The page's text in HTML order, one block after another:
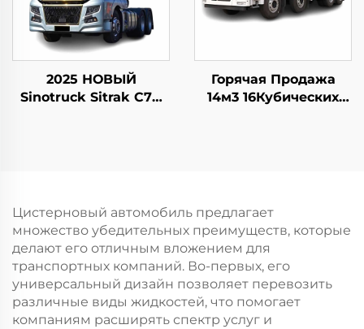
2025 НОВЫЙ
Sinotruck Sitrak C7H
Горячая Продажа
14м3 16Кубических
Цистерновый автомобиль предлагает
множество убедительных преимуществ, которые
делают его отличным вложением для
транспортных компаний. Во-первых, его
универсальный дизайн позволяет перевозить
различные виды жидкостей, что помогает
компаниям расширять спектр услуг и